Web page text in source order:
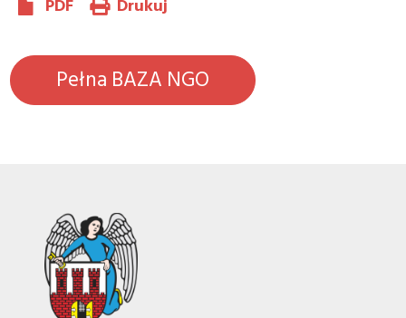
PDF Drukuj
Pełna BAZA NGO